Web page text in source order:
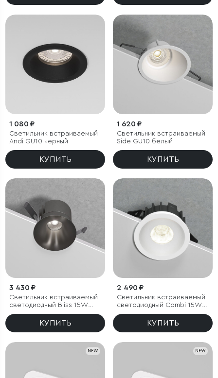
1 080 ₽
Светильник встраиваемый
Andi GU10 черный
КУПИТЬ
1 620 ₽
Светильник встраиваемый
Side GU10 белый
КУПИТЬ
3 430 ₽
Светильник встраиваемый
светодиодный Bliss 15W
4000K титан
КУПИТЬ
2 490 ₽
Светильник встраиваемый
светодиодный Combi 15W
4000K белый
КУПИТЬ
NEW NEW